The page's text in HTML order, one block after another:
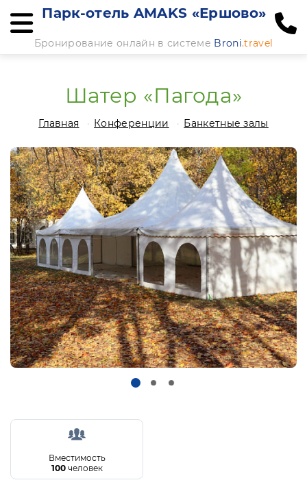
Парк-отель AMAKS «Ершово»
Бронирование онлайн в системе Broni.travel
Шатер «Пагода»
Главная Конференции Банкетные залы
Вместимость
100человек